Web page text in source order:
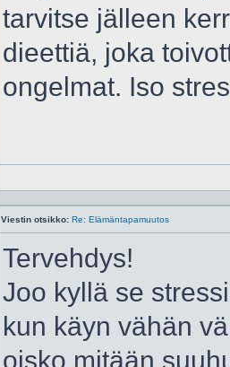
tarvitse jälleen
dieettiä, joka
ongelmat. Iso
Profiili
Viestin otsikko: Re: Elämäntapamuutos
Tervehdys!
Joo kyllä se
kun käyn vähän
oisko mitään